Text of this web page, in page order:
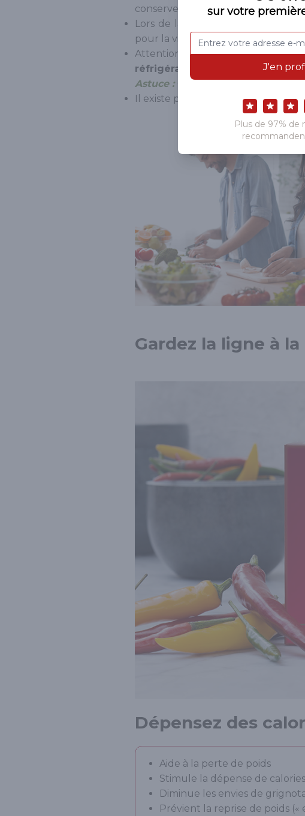
conserver vos soupes et vos sauces.
Lors de la préparation,
pour la viande et le poisson…
Attention à la durée de
réfrigérateur.
Astuce :
Congelez les plats qui se
Il existe pleins de livres sur le
Gardez la ligne à
Dépensez des
Aide à la perte de poids
Stimule la dépense de calories
Diminue les envies de
Prévient la reprise de poids («